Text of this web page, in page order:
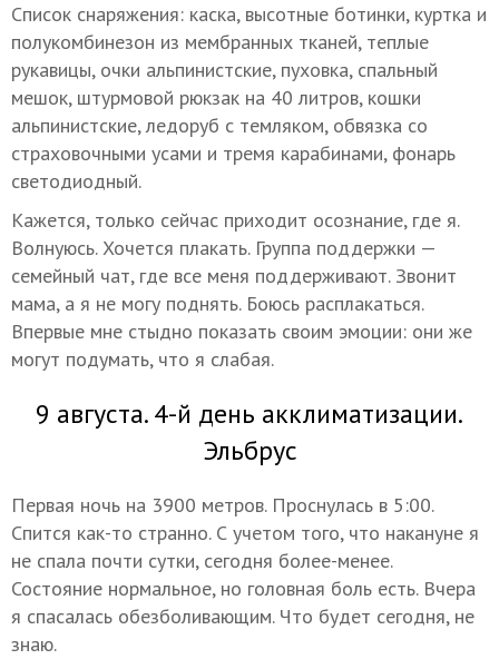
Список снаряжения: каска, высотные ботинки, куртка и
полукомбинезон из мембранных тканей, теплые
рукавицы, очки альпинистские, пуховка, спальный
мешок, штурмовой рюкзак на 40 литров, кошки
альпинистские, ледоруб с темляком, обвязка со
страховочными усами и тремя карабинами, фонарь
светодиодный.
Кажется, только сейчас приходит осознание, где я.
Волнуюсь. Хочется плакать. Группа поддержки —
семейный чат, где все меня поддерживают. Звонит
мама, а я не могу поднять. Боюсь расплакаться.
Впервые мне стыдно показать своим эмоции: они же
могут подумать, что я слабая.
9 августа. 4-й день акклиматизации.
Эльбрус
Первая ночь на 3900 метров. Проснулась в 5:00.
Спится как-то странно. С учетом того, что накануне я
не спала почти сутки, сегодня более-менее.
Состояние нормальное, но головная боль есть. Вчера
я спасалась обезболивающим. Что будет сегодня, не
знаю.